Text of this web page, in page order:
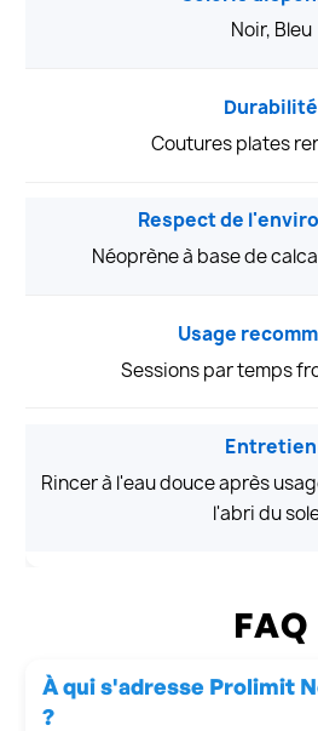
Noir, Bleu
Durabilité
Coutures plates
Respect de
Néoprène à base de
Usage
Sessions par temps
Entretien
Rincer à l'eau douce après
l'abri du
FAQ
À qui s'adresse Prolimit
?